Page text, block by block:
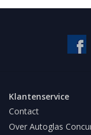
Klantenservice
Contact
Over Autoglas